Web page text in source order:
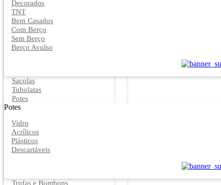
Decorados
TNT
Bem Casados
Com Berço
Sem Berço
Berço Avulso
Sacolas
Tubolatas
Potes
Potes
Vidro
Acrílicos
Plásticos
Descartáveis
Trufas e Bombons